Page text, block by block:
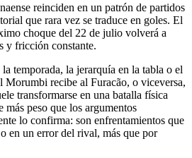
reinciden en un patrón de partidos
que rara vez se traduce en goles. El
choque del 22 de julio volverá a
y fricción constante.
temporada, la jerarquía en la tabla o el
Morumbi recibe al Furacão, o viceversa,
transformarse en una batalla física
más peso que los argumentos
lo confirma: son enfrentamientos que
en un error del rival, más que por